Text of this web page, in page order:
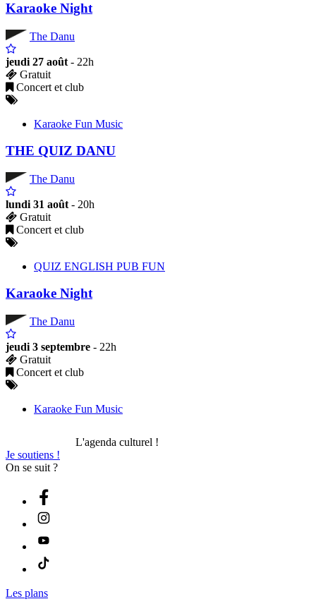
Karaoke Night
The Danu
jeudi 27 août - 22h
Gratuit
Concert et club
Karaoke Fun Music
THE QUIZ DANU
The Danu
lundi 31 août - 20h
Gratuit
Concert et club
QUIZ ENGLISH PUB FUN
Karaoke Night
The Danu
jeudi 3 septembre - 22h
Gratuit
Concert et club
Karaoke Fun Music
L'agenda culturel !
Je soutiens !
On se suit ?
Les plans